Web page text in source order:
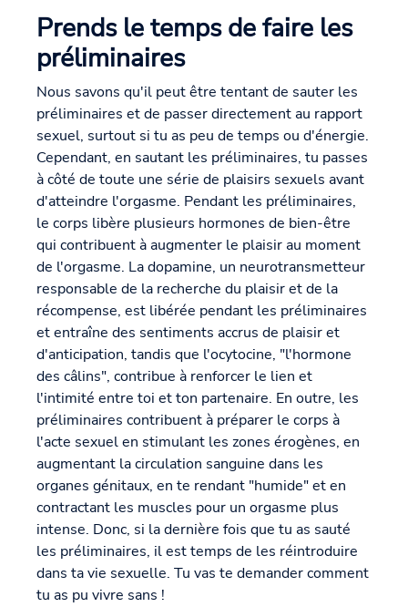
Prends le temps de faire les
préliminaires
Nous savons qu'il peut être tentant de sauter les
préliminaires et de passer directement au rapport
sexuel, surtout si tu as peu de temps ou d'énergie.
Cependant, en sautant les préliminaires, tu passes
à côté de toute une série de plaisirs sexuels avant
d'atteindre l'orgasme. Pendant les préliminaires,
le corps libère plusieurs hormones de bien-être
qui contribuent à augmenter le plaisir au moment
de l'orgasme. La dopamine, un neurotransmetteur
responsable de la recherche du plaisir et de la
récompense, est libérée pendant les préliminaires
et entraîne des sentiments accrus de plaisir et
d'anticipation, tandis que l'ocytocine, "l'hormone
des câlins", contribue à renforcer le lien et
l'intimité entre toi et ton partenaire. En outre, les
préliminaires contribuent à préparer le corps à
l'acte sexuel en stimulant les zones érogènes, en
augmentant la circulation sanguine dans les
organes génitaux, en te rendant "humide" et en
contractant les muscles pour un orgasme plus
intense. Donc, si la dernière fois que tu as sauté
les préliminaires, il est temps de les réintroduire
dans ta vie sexuelle. Tu vas te demander comment
tu as pu vivre sans !